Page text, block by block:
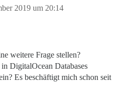
2019 um 20:14
weitere Frage stellen?
DigitalOcean Databases
Es beschäftigt mich schon seit